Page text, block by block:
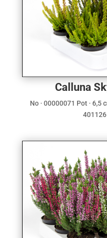
Calluna
No · 00000071 Pot · 6,5